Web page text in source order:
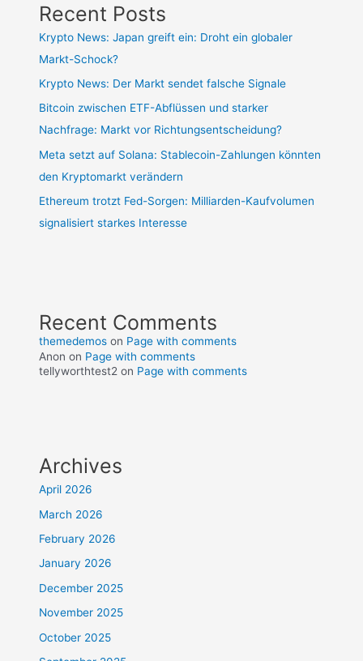
Recent Posts
Krypto News: Japan greift ein: Droht ein globaler
Markt-Schock?
Krypto News: Der Markt sendet falsche Signale
Bitcoin zwischen ETF-Abflüssen und starker
Nachfrage: Markt vor Richtungsentscheidung?
Meta setzt auf Solana: Stablecoin-Zahlungen könnten
den Kryptomarkt verändern
Ethereum trotzt Fed-Sorgen: Milliarden-Kaufvolumen
signalisiert starkes Interesse
Recent Comments
themedemos on Page with comments
Anon on Page with comments
tellyworthtest2 on Page with comments
Archives
April 2026
March 2026
February 2026
January 2026
December 2025
November 2025
October 2025